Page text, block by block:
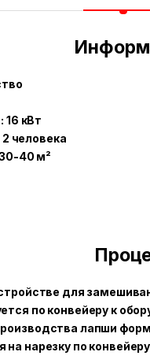
кВт
человека
40 м²
для
по конвейеру к
лапши
нарезку по